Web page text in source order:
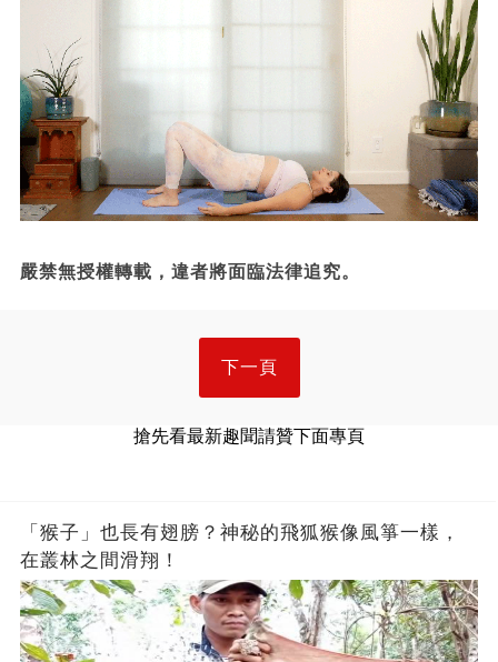
嚴禁無授權轉載，違者將面臨法律追究。
下一頁
搶先看最新趣聞請贊下面專頁
「猴子」也長有翅膀？神秘的飛狐猴像風箏一樣，
在叢林之間滑翔！